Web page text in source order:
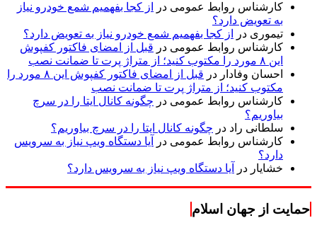
کارشناس روابط عمومی در
از کجا بفهمیم شمع خودرو نیاز
به تعویض دارد؟
تیموری در
از کجا بفهمیم شمع خودرو نیاز به تعویض دارد؟
کارشناس روابط عمومی در قبل از امضای فاکتور کفپوش
این ۸ مورد را مکتوب کنید؛ از متراژ پرت تا ضمانت نصب
احسان وفادار در
قبل از امضای فاکتور کفپوش این ۸ مورد را
مکتوب کنید؛ از متراژ پرت تا ضمانت نصب
کارشناس روابط عمومی در چگونه کانال ایتا را در سرچ
بیاوریم؟
سلطانی راد در چگونه کانال ایتا را در سرچ بیاوریم؟
کارشناس روابط عمومی در
آیا دستگاه ویپ نیاز به سرویس
دارد؟
خشایار در آیا دستگاه ویپ نیاز به سرویس دارد؟
حمایت از جهان اسلام